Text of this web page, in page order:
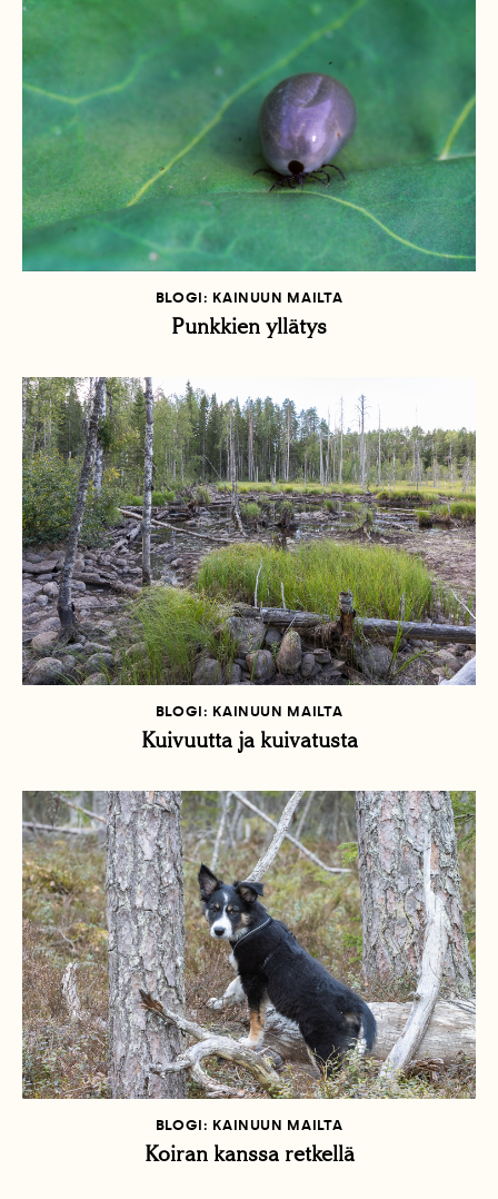
BLOGI: KAINUUN MAILTA
Punkkien yllätys
BLOGI: KAINUUN MAILTA
Kuivuutta ja kuivatusta
BLOGI: KAINUUN MAILTA
Koiran kanssa retkellä